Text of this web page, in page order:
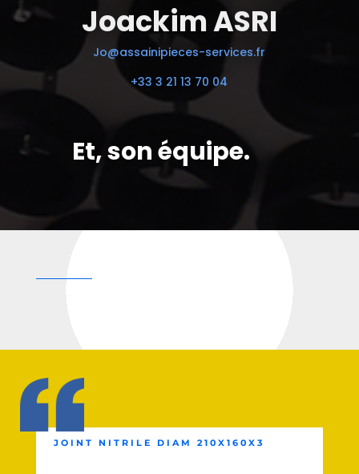
Joackim ASRI
Jo@assainipieces-services.fr
+33 3 21 13 70 04
Et, son équipe.
JOINT NITRILE DIAM 210X160X3